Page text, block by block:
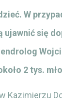
W
ujawnić się
2 tys.
Kazimierzu